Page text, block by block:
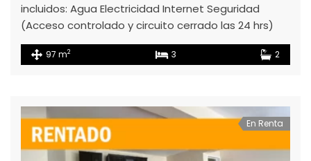
incluidos: Agua Electricidad Internet Seguridad
(Acceso controlado y circuito cerrado las 24 hrs)
97 m2 3 2
En Renta